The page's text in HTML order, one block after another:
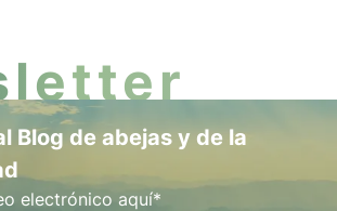
Blog de abejas y de la
electrónico aquí*